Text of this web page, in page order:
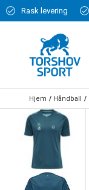
Rask levering
Hjem Håndball